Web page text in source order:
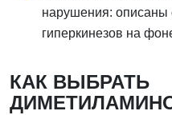
нарушения:
гиперкинезов на
КАК ВЫБРАТЬ